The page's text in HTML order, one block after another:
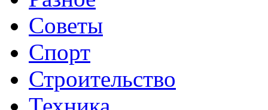
Советы
Спорт
Строительство